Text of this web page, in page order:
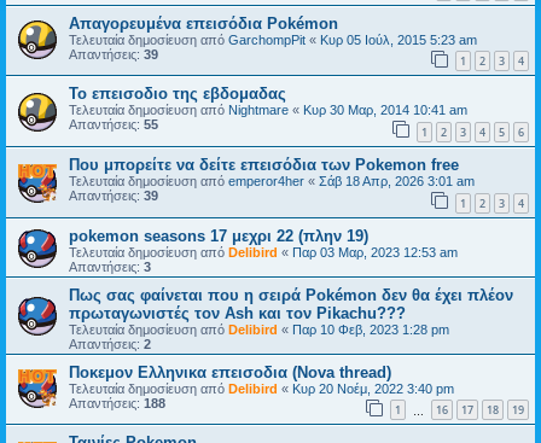
Απαγορευμένα επεισόδια Pokémon
Τελευταία δημοσίευση από GarchompPit « Κυρ 05 Ιούλ, 2015 5:23 am
Απαντήσεις: 39 1 2 3 4
Το επεισοδιο της εβδομαδας
Τελευταία δημοσίευση από Nightmare « Κυρ 30 Μαρ, 2014 10:41 am
Απαντήσεις: 55 1 2 3 4 5 6
Που μπορείτε να δείτε επεισόδια των Pokemon free
Τελευταία δημοσίευση από emperor4her « Σάβ 18 Απρ, 2026 3:01 am
Απαντήσεις: 39 1 2 3 4
pokemon seasons 17 μεχρι 22 (πλην 19)
Τελευταία δημοσίευση από Delibird « Παρ 03 Μαρ, 2023 12:53 am
Απαντήσεις: 3
Πως σας φαίνεται που η σειρά Pokémon δεν θα έχει πλέον
πρωταγωνιστές τον Ash και τον Pikachu???
Τελευταία δημοσίευση από Delibird « Παρ 10 Φεβ, 2023 1:28 pm
Απαντήσεις: 2
Ποκεμον Ελληνικα επεισοδια (Nova thread)
Τελευταία δημοσίευση από Delibird « Κυρ 20 Νοέμ, 2022 3:40 pm
Απαντήσεις: 188 1 16 17 18 19